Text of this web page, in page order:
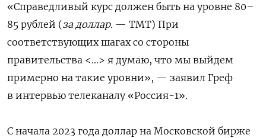
«Справедливый курс должен быть на уровне 80–
85 рублей (за доллар. — ТМТ) При
соответствующих шагах со стороны
правительства <…> я думаю, что мы выйдем
примерно на такие уровни», — заявил Греф
в интервью телеканалу «Россия-1».
С начала 2023 года доллар на Московской бирже